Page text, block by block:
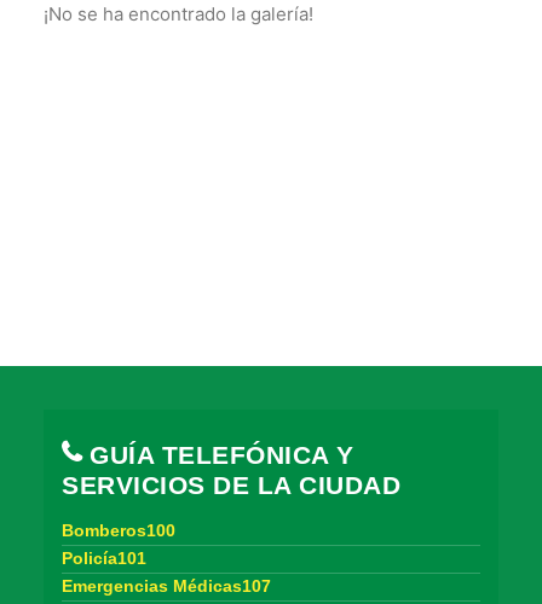
¡No se ha encontrado la galería!
GUÍA TELEFÓNICA Y
SERVICIOS DE LA CIUDAD
Bomberos100
Policía101
Emergencias Médicas107